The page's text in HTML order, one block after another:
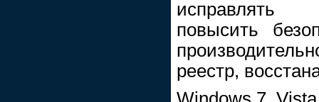
исправлять
повысить
реестр,